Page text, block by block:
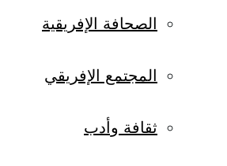
الصحافة الإفريقية
المجتمع الإفريقي
ثقافة وأدب